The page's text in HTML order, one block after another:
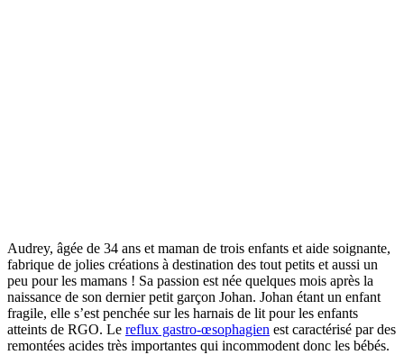
Audrey, âgée de 34 ans et maman de trois enfants et aide soignante,
fabrique de jolies créations à destination des tout petits et aussi un
peu pour les mamans ! Sa passion est née quelques mois après la
naissance de son dernier petit garçon Johan. Johan étant un enfant
fragile, elle s’est penchée sur les harnais de lit pour les enfants
atteints de RGO. Le reflux gastro-œsophagien est caractérisé par des
remontées acides très importantes qui incommodent donc les bébés.